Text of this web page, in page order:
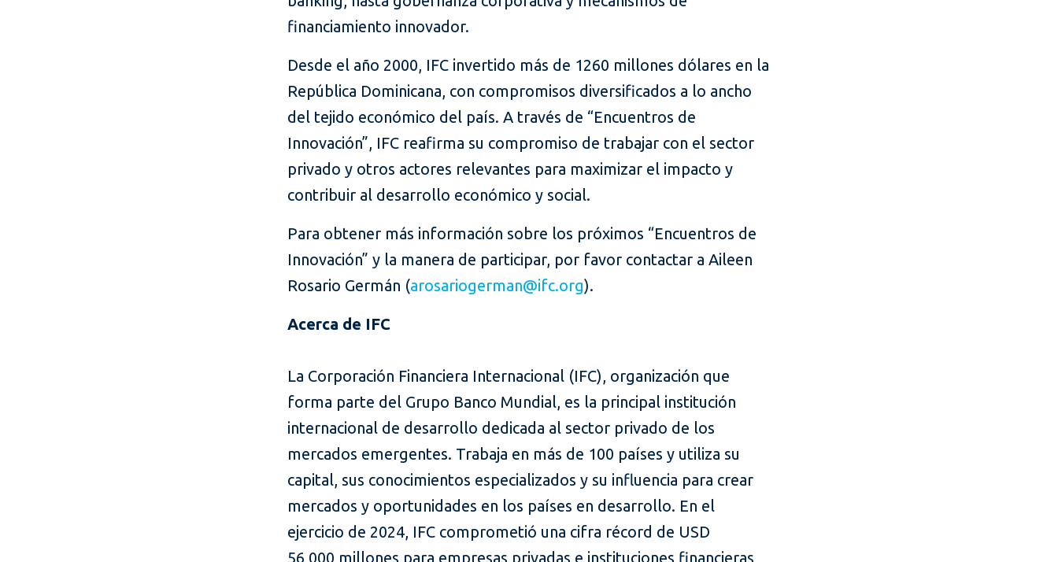
financiamiento innovador.
Desde el año 2000, IFC invertido más de 1260 millones dólares en la
República Dominicana, con compromisos diversificados a lo ancho
del tejido económico del país. A través de “Encuentros de
Innovación”, IFC reafirma su compromiso de trabajar con el sector
privado y otros actores relevantes para maximizar el impacto y
contribuir al desarrollo económico y social.
Para obtener más información sobre los próximos “Encuentros de
Innovación” y la manera de participar, por favor contactar a Aileen
Rosario Germán (arosariogerman@ifc.org).
Acerca de IFC
La Corporación Financiera Internacional (IFC), organización que
forma parte del Grupo Banco Mundial, es la principal institución
internacional de desarrollo dedicada al sector privado de los
mercados emergentes. Trabaja en más de 100 países y utiliza su
capital, sus conocimientos especializados y su influencia para crear
mercados y oportunidades en los países en desarrollo. En el
ejercicio de 2024, IFC comprometió una cifra récord de USD
56 000 millones para empresas privadas e instituciones financieras